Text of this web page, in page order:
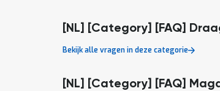
[NL] [Category] [FAQ]
Bekijk alle vragen in deze categorie
[NL] [Category] [FAQ]